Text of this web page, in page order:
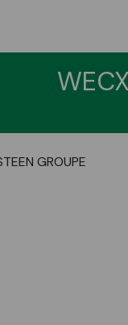
GROUPE